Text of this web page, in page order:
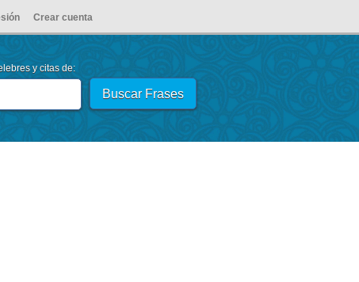
Crear cuenta
y citas de: